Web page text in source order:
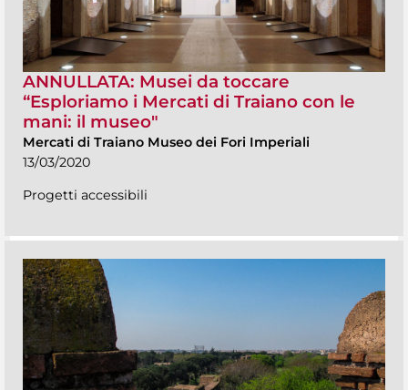
ANNULLATA: Musei da toccare
“Esploriamo i Mercati di Traiano con le
mani: il museo"
Mercati di Traiano Museo dei Fori Imperiali
13/03/2020
Progetti accessibili